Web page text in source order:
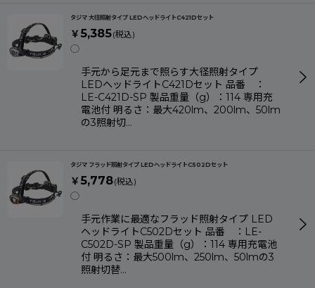
タジマ 大径照射タイプ LEDヘッドライトC421Dセット
￥5,385(税込)
◯
手元から足元まで照らす大径照射タイプ
LEDヘッドライトC421Dセット 品番 ：
LE-C421D-SP 製品重量（g）：114 専用充
電池付 明るさ：最大420lm、200lm、50lm
の3照射切…
タジマ フラッド照射タイプ LEDヘッドライトC502Dセット
￥5,778(税込)
◯
手元作業に最適なフラッド照射タイプ LED
ヘッドライトC502Dセット 品番 ：LE-
C502D-SP 製品重量（g）：114 専用充電池
付 明るさ：最大500lm、250lm、50lmの3
照射切替…